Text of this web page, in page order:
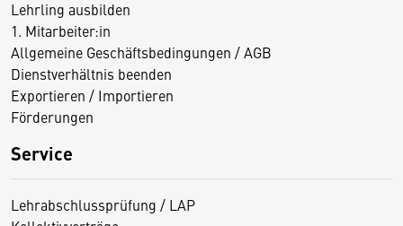
Lehrling ausbilden
1. Mitarbeiter:in
Allgemeine Geschäftsbedingungen / AGB
Dienstverhältnis beenden
Exportieren / Importieren
Förderungen
Service
Lehrabschlussprüfung / LAP